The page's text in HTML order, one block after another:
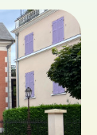
IE